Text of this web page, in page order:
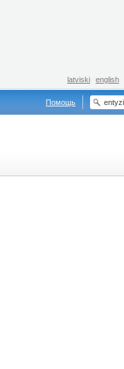
latviski english
Помощь